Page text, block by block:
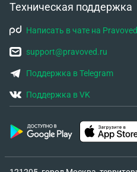
Техническая поддержка
Написать в чате на
support@pravoved.ru
Поддержка в Telegram
Поддержка в VK